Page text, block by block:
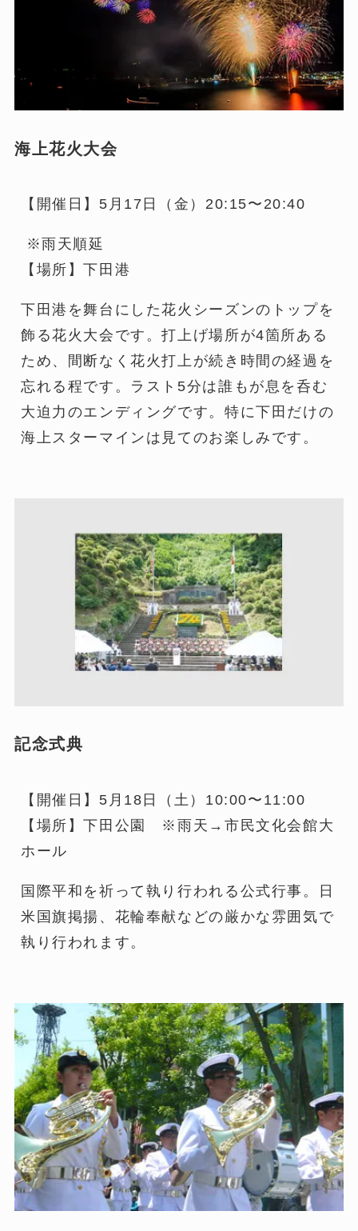
海上花火大会
【開催日】5月17日（金）20:15〜20:40
※雨天順延
【場所】下田港
下田港を舞台にした花火シーズンのトップを
飾る花火大会です。打上げ場所が4箇所ある
ため、間断なく花火打上が続き時間の経過を
忘れる程です。ラスト5分は誰もが息を呑む
大迫力のエンディングです。特に下田だけの
海上スターマインは見てのお楽しみです。
記念式典
【開催日】5月18日（土）10:00〜11:00
【場所】下田公園 ※雨天→市民文化会館大
ホール
国際平和を祈って執り行われる公式行事。日
米国旗掲揚、花輪奉献などの厳かな雰囲気で
執り行われます。